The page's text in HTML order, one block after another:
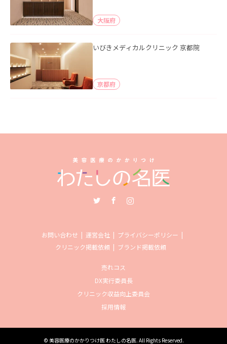
大阪府
いびきメディカルクリニック 京都院
京都府
お問い合わせ 運営会社
プライバシーポリシー
クリニック掲載依頼
ブランド掲載依頼
売れコス
DX実行委員長
クリニック収益向上委員会
採用情報
© 美容医療のかかりつけ医 わたしの名医. All Rights Reserved.